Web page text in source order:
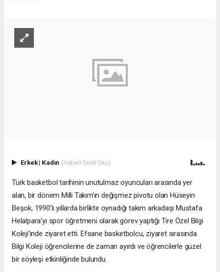
Erkek| Kadın (Haberi Sesli Oku)
Türk basketbol tarihinin unutulmaz oyuncuları arasında yer
alan, bir dönem Milli Takım’ın değişmez pivotu olan Hüseyin
Beşok, 1990’lı yıllarda birlikte oynadığı takım arkadaşı Mustafa
Helalpara’yı spor öğretmeni olarak görev yaptığı Tire Özel Bilgi
Koleji’inde ziyaret etti. Efsane basketbolcu, ziyaret sırasında
Bilgi Koleji öğrencilerine de zaman ayırdı ve öğrencilerle güzel
bir söyleşi etkinliğinde bulundu.